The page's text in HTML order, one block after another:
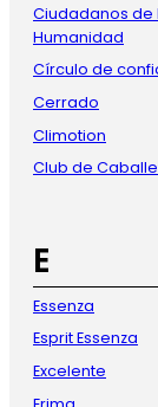
Ciudadanos de
Humanidad
Círculo de
Cerrado
Climotion
Club de
E
Essenza
Esprit Essenza
Excelente